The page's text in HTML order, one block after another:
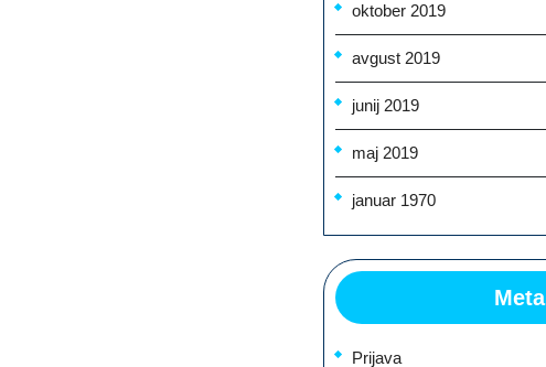
oktober 2019
avgust 2019
junij 2019
maj 2019
januar 1970
Meta
Prijava